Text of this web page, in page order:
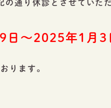
通り休診とさせていた
日〜2025年1月3
ります。